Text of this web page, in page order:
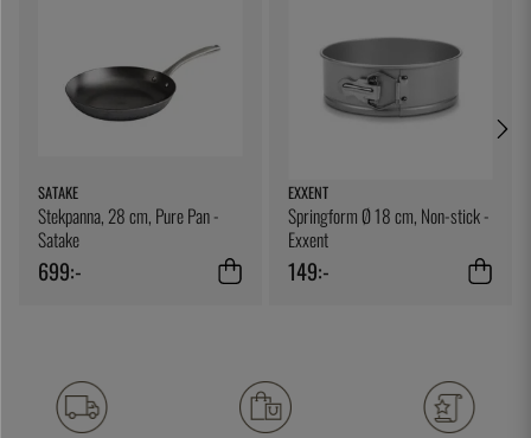
SATAKE
Stekpanna, 28 cm, Pure Pan -
Satake
699:-
EXXENT
Springform Ø 18 cm, Non-stick -
Exxent
149:-